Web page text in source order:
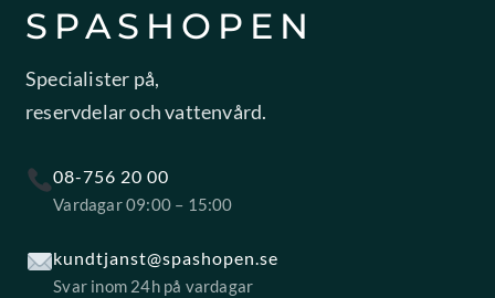
SPASHOPEN
Specialister på,
reservdelar och vattenvård.
08-756 20 00
Vardagar 09:00 – 15:00
kundtjanst@spashopen.se
Svar inom 24h på vardagar